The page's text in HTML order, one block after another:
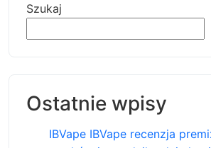
Szukaj
Ostatnie wpisy
IBVape IBVape recenzja